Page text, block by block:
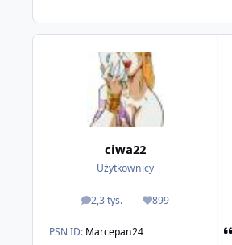
ciwa22
Użytkownicy
2,3 tys.
odpowiedzi899
Reputacja
PSN ID: Marcepan24